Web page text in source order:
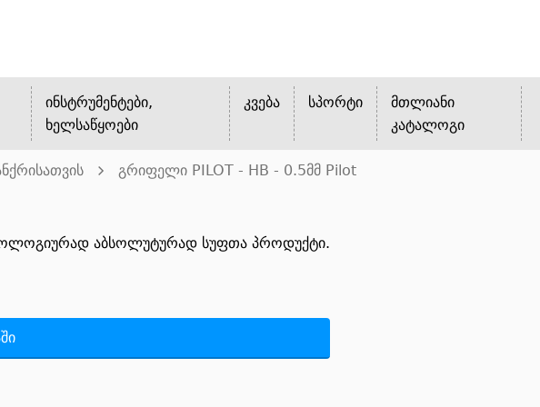
ინსტრუმენტები,
ხელსაწყოები
კვება სპორტი
მთლიანი
კატალოგი
გრიფელი PILOT - HB - 0.5მმ Pilot
აბსოლუტურად სუფთა პროდუქტი.